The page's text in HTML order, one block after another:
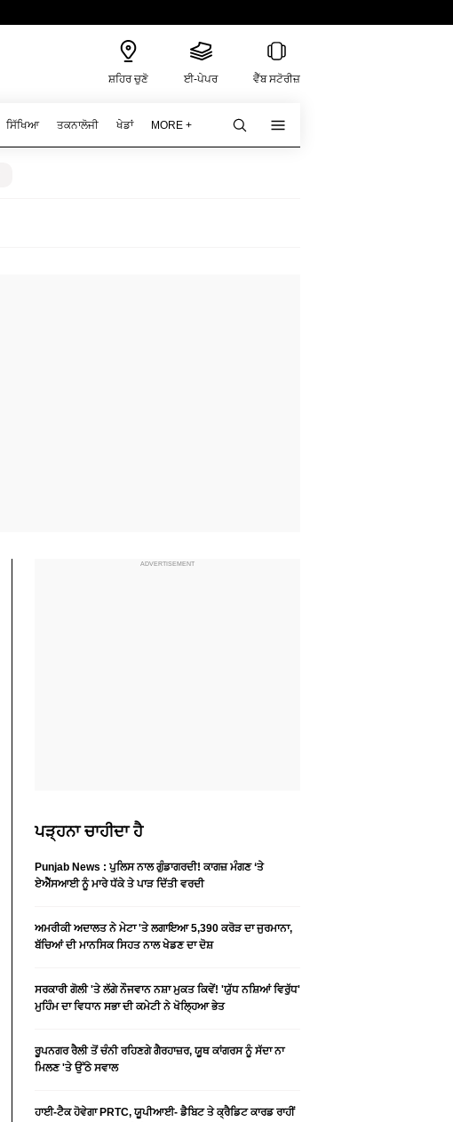
ਸ਼ਹਿਰ ਚੁਣੋ ਈ-ਪੇਪਰ ਵੈੱਬ ਸਟੋਰੀਜ਼
ਸਿੱਖਿਆ ਤਕਨਾਲੋਜੀ ਖੇਡਾਂ MORE +
ਪੜ੍ਹਨਾ ਚਾਹੀਦਾ ਹੈ
Punjab News : ਪੁਲਿਸ ਨਾਲ ਗੁੰਡਾਗਰਦੀ! ਕਾਗਜ਼ ਮੰਗਣ ‘ਤੇ
ਏਐੱਸਆਈ ਨੂੰ ਮਾਰੇ ਧੱਕੇ ਤੇ ਪਾੜ ਦਿੱਤੀ ਵਰਦੀ
ਅਮਰੀਕੀ ਅਦਾਲਤ ਨੇ ਮੇਟਾ 'ਤੇ ਲਗਾਇਆ 5,390 ਕਰੋੜ ਦਾ ਜੁਰਮਾਨਾ,
ਬੱਚਿਆਂ ਦੀ ਮਾਨਸਿਕ ਸਿਹਤ ਨਾਲ ਖੇਡਣ ਦਾ ਦੋਸ਼
ਸਰਕਾਰੀ ਗੋਲੀ 'ਤੇ ਲੱਗੇ ਨੌਜਵਾਨ ਨਸ਼ਾ ਮੁਕਤ ਕਿਵੇਂ! 'ਯੁੱਧ ਨਸ਼ਿਆਂ ਵਿਰੁੱਧ'
ਮੁਹਿੰਮ ਦਾ ਵਿਧਾਨ ਸਭਾ ਦੀ ਕਮੇਟੀ ਨੇ ਖੋਲ੍ਹਿਆ ਭੇਤ
ਰੂਪਨਗਰ ਰੈਲੀ ਤੋਂ ਚੰਨੀ ਰਹਿਣਗੇ ਗੈਰਹਾਜ਼ਰ, ਯੂਥ ਕਾਂਗਰਸ ਨੂੰ ਸੱਦਾ ਨਾ
ਮਿਲਣ 'ਤੇ ਉੱਠੇ ਸਵਾਲ
ਹਾਈ-ਟੈਕ ਹੋਵੇਗਾ PRTC, ਯੂਪੀਆਈ- ਡੈਬਿਟ ਤੇ ਕ੍ਰੈਡਿਟ ਕਾਰਡ ਰਾਹੀਂ